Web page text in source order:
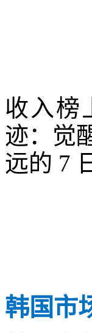
收入榜
迹：觉
远的 7
韩国市